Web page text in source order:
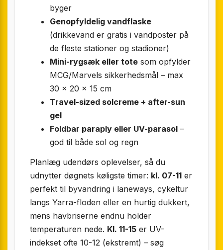
byger
Genopfyldelig vandflaske
(drikkevand er gratis i vandposter på
de fleste stationer og stadioner)
Mini-rygsæk eller tote som opfylder
MCG/Marvels sikkerhedsmål – max
30 × 20 × 15 cm
Travel-sized solcreme + after-sun
gel
Foldbar paraply eller UV-parasol –
god til både sol og regn
Planlæg udendørs oplevelser, så du
udnytter døgnets køligste timer: kl. 07-11 er
perfekt til byvandring i laneways, cykeltur
langs Yarra-floden eller en hurtig dukkert,
mens havbriserne endnu holder
temperaturen nede. Kl. 11-15 er UV-
indekset ofte 10-12 (ekstremt) – søg